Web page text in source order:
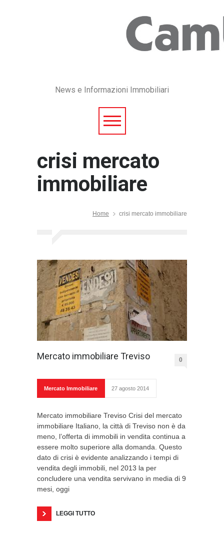
News e Informazioni Immobiliari
crisi mercato
immobiliare
Home crisi mercato immobiliare
Mercato immobiliare Treviso 0
Mercato Immobiliare 27 agosto 2014
Mercato immobiliare Treviso Crisi del mercato
immobiliare Italiano, la città di Treviso non è da
meno, l’offerta di immobili in vendita continua a
essere molto superiore alla domanda. Questo
dato di crisi è evidente analizzando i tempi di
vendita degli immobili, nel 2013 la per
concludere una vendita servivano in media di 9
mesi, oggi
LEGGI TUTTO